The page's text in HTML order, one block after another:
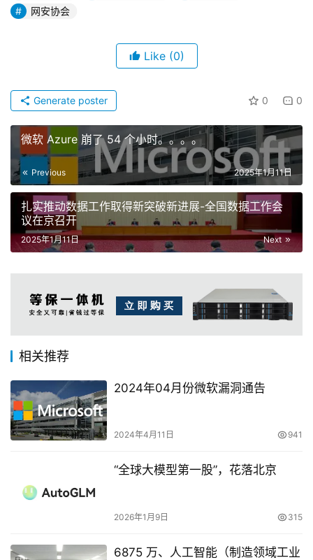
网安协会
Like (0)
0 0
Generate poster
微软 Azure 崩了 54 个小时。。。。
Previous 2025年1月11日
扎实推动数据工作取得新突破新进展-全国数据工作会
议在京召开
Next
2025年1月11日
相关推荐
2024年04月份微软漏洞通告
2024年4月11日 941
“全球大模型第一股”，花落北京
2026年1月9日 315
6875 万、人工智能（制造领域工业